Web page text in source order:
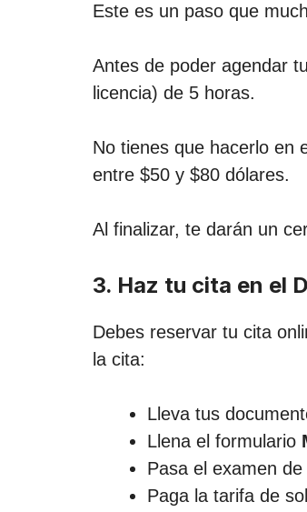
Este es un paso que
Antes de poder agendar
licencia) de 5 horas.
No tienes que hacerlo en
entre $50 y $80 dólares.
Al finalizar, te darán un
3. Haz tu cita en el
Debes reservar tu cita
la cita:
Lleva tus
Llena el formulario
Pasa el examen
Paga la tarifa de